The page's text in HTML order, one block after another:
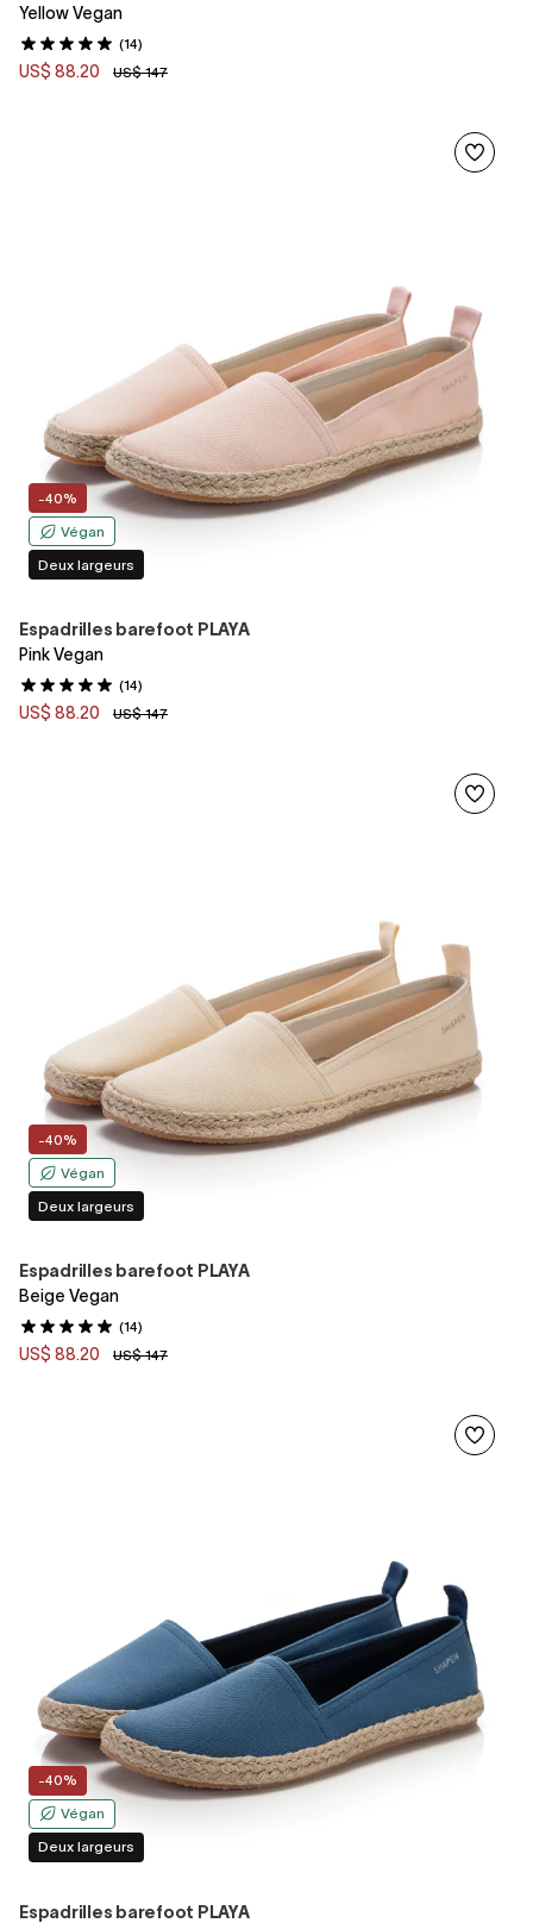
Yellow Vegan
(14)
US$ 88.20 US$ 147
-40%
Végan
Deux largeurs
Espadrilles barefoot PLAYA
Pink Vegan
(14)
US$ 88.20 US$ 147
-40%
Végan
Deux largeurs
Espadrilles barefoot PLAYA
Beige Vegan
(14)
US$ 88.20 US$ 147
-40%
Végan
Deux largeurs
Espadrilles barefoot PLAYA